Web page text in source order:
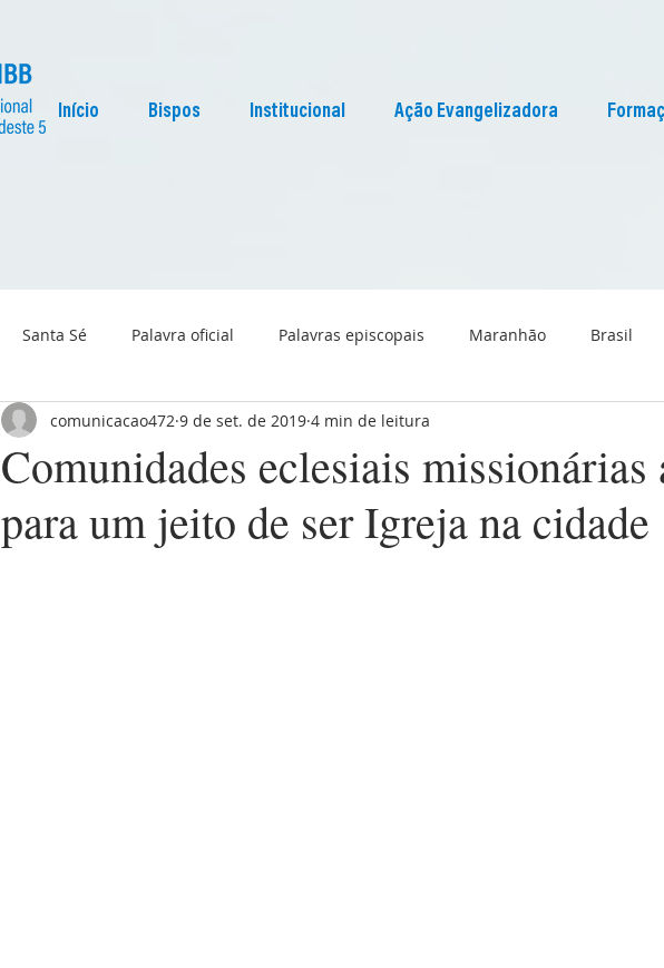
Início Bispos Institucional Ação Evangelizadora
Santa Sé Palavra oficial Palavras episcopais Maranhão Brasil
Igreja no Mundo Liturgia Pascom Maranhão
Comunidades eclesiais missionárias
para um jeito de ser Igreja na cidade
comunicacao472 9 de set. de 2019 4 min de leitura